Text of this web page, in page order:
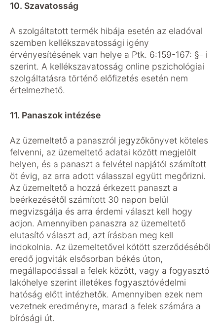
10. Szavatosság
A szolgáltatott termék hibája esetén az eladóval
szemben kellékszavatossági igény
érvényesítésének van helye a Ptk. 6:159-167: §- i
szerint. A kellékszavatosság online pszichológiai
szolgáltatásra történő előfizetés esetén nem
értelmezhető.
11. Panaszok intézése
Az üzemeltető a panaszról jegyzőkönyvet köteles
felvenni, az üzemeltető adatai között megjelölt
helyen, és a panaszt a felvétel napjától számított
öt évig, az arra adott válasszal együtt megőrizni.
Az üzemeltető a hozzá érkezett panaszt a
beérkezésétől számított 30 napon belül
megvizsgálja és arra érdemi választ kell hogy
adjon. Amennyiben panaszra az üzemeltető
elutasító választ ad, azt írásban meg kell
indokolnia. Az üzemeltetővel kötött szerződéséből
eredő jogviták elsősorban békés úton,
megállapodással a felek között, vagy a fogyasztó
lakóhelye szerint illetékes fogyasztóvédelmi
hatóság előtt intézhetők. Amennyiben ezek nem
vezetnek eredményre, marad a felek számára a
bírósági út.